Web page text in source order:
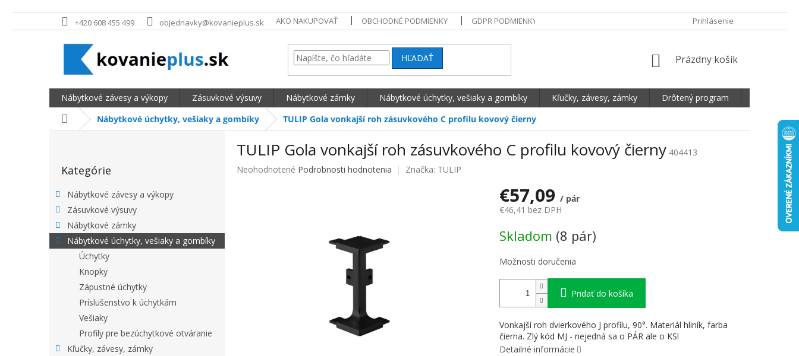
Prejsť na obsah +420 608 455 499 objednavky@kovanieplus.sk AKO NAKUPOVAŤ OBCHODNÉ PODMIENKY GDPR PODMIENKY OCHRANY OSOBNÝCH ÚDAJOV DOPRAVA A PLATBA
Prihlásenie
HĽADAŤ NÁKUPNÝ KOŠÍK
Prázdny košík
Nábytkové závesy a výkopy Zásuvkové výsuvy Nábytkové zámky Nábytkové úchytky, vešiaky a gombíky Kľučky, závesy, zámky Drôtený program
DomovNábytkové úchytky, vešiaky a gombíky TULIP Gola vonkajší roh zásuvkového C profilu kovový čierny
BOČNÝ PANEL
Kategórie
Nábytkové závesy a výkopy
Zásuvkové výsuvy
Nábytkové zámky
Nábytkové úchytky, vešiaky a gombíky
Úchytky
Knopky
Zápustné úchytky
Príslušenstvo k úchytkám
Vešiaky
Profily pre bezúchytkové otváranie
Kľučky, závesy, zámky
TULIP Gola vonkajší roh zásuvkového C profilu kovový čierny 404413
Priemerné hodnotenie produktu je 0,0 z 5 hviezdičiek.
Neohodnotené Podrobnosti hodnotenia Značka: TULIP
€57,09 / pár
€46,41 bez DPH
Skladom (8 pár)
Možnosti doručenia
Pridať do košíka
Vonkajší roh dvierkového J profilu, 90°. Materiál hliník, farba
čierna. Zlý kód MJ - nejedná sa o PÁR ale o KS!
Detailné informácie